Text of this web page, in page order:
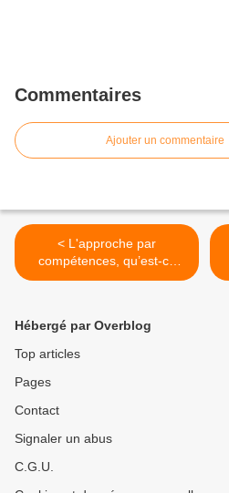
Commentaires
Ajouter un commentaire
< L'approche par
compétences, qu’est-ce
que c’est ?
Hébergé par Overblog
Top articles
Pages
Contact
Signaler un abus
C.G.U.